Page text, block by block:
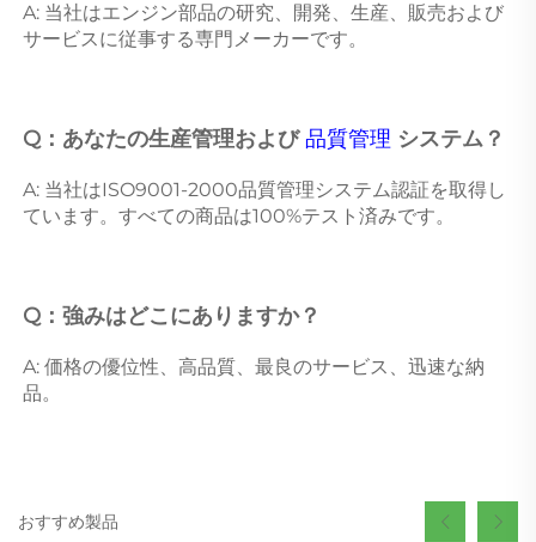
A: 当社はエンジン部品の研究、開発、生産、販売および
サービスに従事する専門メーカーです。
Q：あなたの生産管理および 品質管理 システム？
A: 当社はISO9001-2000品質管理システム認証を取得し
ています。すべての商品は100%テスト済みです。
Q：強みはどこにありますか？
A: 価格の優位性、高品質、最良のサービス、迅速な納
品。
おすすめ製品